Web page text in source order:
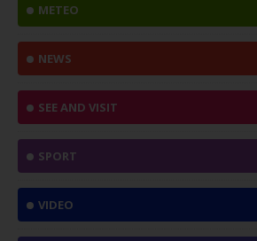
METEO
NEWS
SEE AND VISIT
SPORT
VIDEO